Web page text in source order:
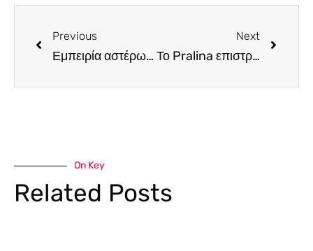
Previous
Εμπειρία αστέρων στο Sky7. Όλα όσα ζήσαμε στο υπέρλαμπρο δείπνο του βραβευμένου με δυο αστέρια Michelin chef Vitor Matos (Greek & English)
Next
Το Pralina επιστρέφει δυναμικά στη Λεμεσό
On Key
Related Posts